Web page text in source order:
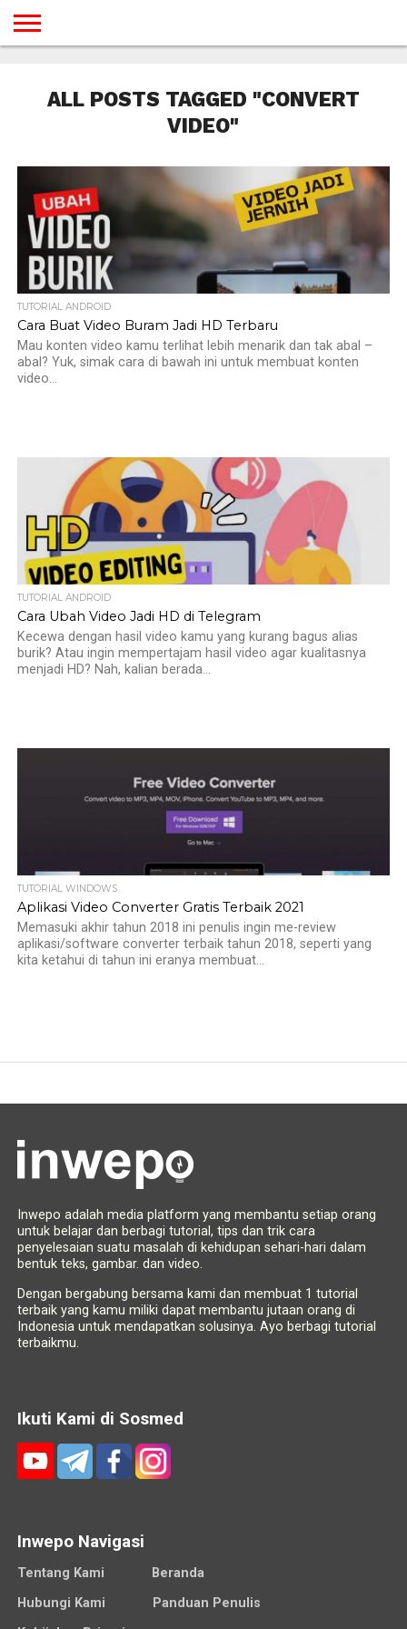
GAMES
DESAIN
ANDROID
IOS
YOUTUBE
INTERNET
WINDOWS
LINUX
MACINTOSH
MESSENGER
BLOGSPOT
WORDPRESS
PEMROGRAMAN
SEO
WEB
SERVER
ALL POSTS TAGGED "CONVERT
VIDEO"
TUTORIAL ANDROID
Cara Buat Video Buram Jadi HD Terbaru
Mau konten video kamu terlihat lebih menarik dan tak abal –
abal? Yuk, simak cara di bawah ini untuk membuat konten
video...
TUTORIAL ANDROID
Cara Ubah Video Jadi HD di Telegram
Kecewa dengan hasil video kamu yang kurang bagus alias
burik? Atau ingin mempertajam hasil video agar kualitasnya
menjadi HD? Nah, kalian berada...
TUTORIAL WINDOWS
Aplikasi Video Converter Gratis Terbaik 2021
Memasuki akhir tahun 2018 ini penulis ingin me-review
aplikasi/software converter terbaik tahun 2018, seperti yang
kita ketahui di tahun ini eranya membuat...
Inwepo adalah media platform yang membantu setiap orang
untuk belajar dan berbagi tutorial, tips dan trik cara
penyelesaian suatu masalah di kehidupan sehari-hari dalam
bentuk teks, gambar. dan video.
Dengan bergabung bersama kami dan membuat 1 tutorial
terbaik yang kamu miliki dapat membantu jutaan orang di
Indonesia untuk mendapatkan solusinya. Ayo berbagi tutorial
terbaikmu.
Ikuti Kami di Sosmed
Inwepo Navigasi
Tentang Kami
Beranda
Hubungi Kami
Panduan Penulis